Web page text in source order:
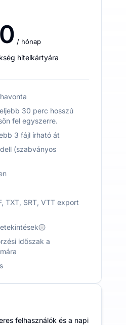
/ hónap
hitelkártyára
30 perc hosszú
fel egyszerre.
3 fájl írható át
(szabványos
TXT, SRT, VTT export
időszak a
felhasználók és a napi